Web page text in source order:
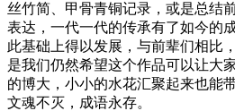
丝竹简、甲骨青铜记录，或是总结
表达，一代一代的传承有了如今的
此基础上得以发展，与前辈们相比
是我们仍然希望这个作品可以让大
的博大，小小的水花汇聚起来也能
文魂不灭，成语永存。